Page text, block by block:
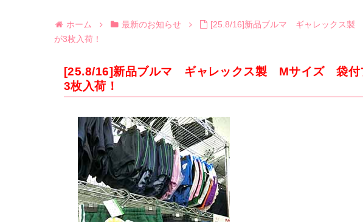
ホーム 最新のお知らせ
[25.8/16]新品ブルマ ギャレックス
が3枚入荷！
[25.8/16]新品ブルマ ギャレックス製 Mサイズ 袋
3枚入荷！